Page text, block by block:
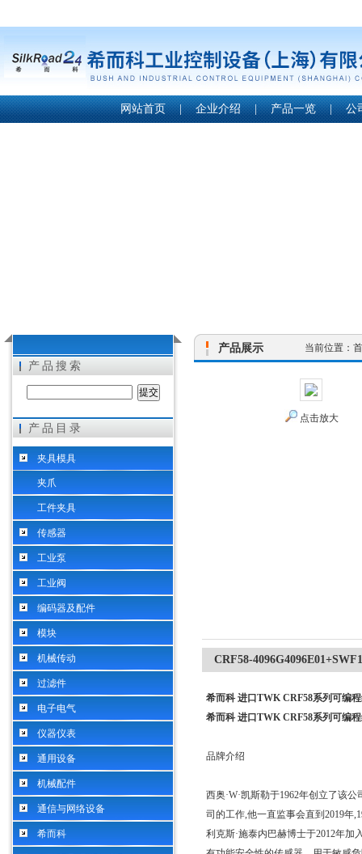
希而科工业控制设备（上海）有限公司
网站首页 | 企业介绍 | 产品一览 | 公
产品搜索
产品目录
夹具模具
夹爪
工件夹具
传感器
工业泵
工业阀
编码器及配件
模块
机械传动
过滤件
电子电气
仪器仪表
通用设备
机械配件
通信与网络设备
希而科
产品展示 当前位置：
点击放大
CRF58-
希而科 进口TWK CRF58系列可编
希而科 进口TWK CRF58系列可编
品牌介绍
西奥·W·凯斯勒于1962年创立了该公
司的工作,他一直监事会直到 2019年
利克斯·施泰内巴赫博士于2012年加